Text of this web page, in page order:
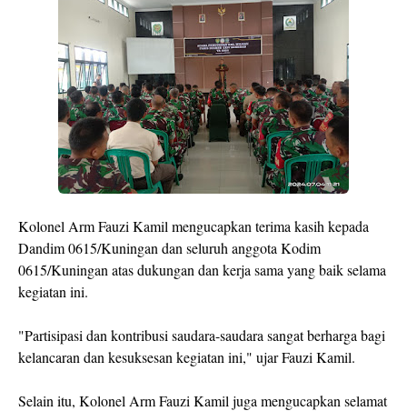
Kolonel Arm Fauzi Kamil mengucapkan terima kasih kepada
Dandim 0615/Kuningan dan seluruh anggota Kodim
0615/Kuningan atas dukungan dan kerja sama yang baik selama
kegiatan ini.
"Partisipasi dan kontribusi saudara-saudara sangat berharga bagi
kelancaran dan kesuksesan kegiatan ini," ujar Fauzi Kamil.
Selain itu, Kolonel Arm Fauzi Kamil juga mengucapkan selamat